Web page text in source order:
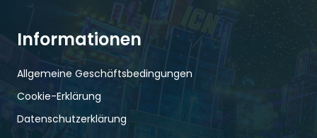
Informationen
Allgemeine Geschäftsbedingungen
Cookie-Erklärung
Datenschutzerklärung